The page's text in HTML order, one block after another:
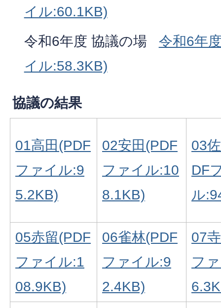
イル:60.1KB)
令和6年度 協議の場 令和6年
イル:58.3KB)
協議の結果
01高田(PDF
ファイル:9
5.2KB)
02安田(PDF
ファイル:10
8.1KB)
03
DF
ル
05赤留(PDF
ファイル:1
08.9KB)
06雀林(PDF
ファイル:9
2.4KB)
07
フ